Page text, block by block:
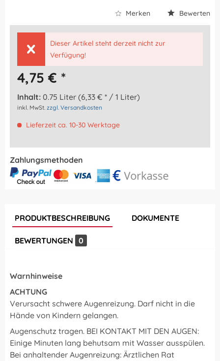
Merken Bewerten
Dieser Artikel steht derzeit nicht zur
Verfügung!
4,75 € *
Inhalt: 0.75 Liter (6,33 € * / 1 Liter)
inkl. MwSt. zzgl. Versandkosten
Lieferzeit ca. 10-30 Werktage
Zahlungsmethoden
PRODUKTBESCHREIBUNG DOKUMENTE
BEWERTUNGEN 0
Warnhinweise
ACHTUNG
Verursacht schwere Augenreizung. Darf nicht in die
Hände von Kindern gelangen.
Augenschutz tragen. BEI KONTAKT MIT DEN AUGEN:
Einige Minuten lang behutsam mit Wasser ausspülen.
Bei anhaltender Augenreizung: Ärztlichen Rat